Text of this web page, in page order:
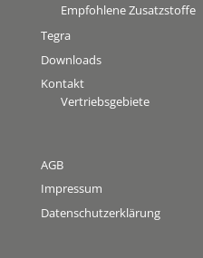
Empfohlene Zusatzstoffe
Tegra
Downloads
Kontakt
Vertriebsgebiete
AGB
Impressum
Datenschutzerklärung